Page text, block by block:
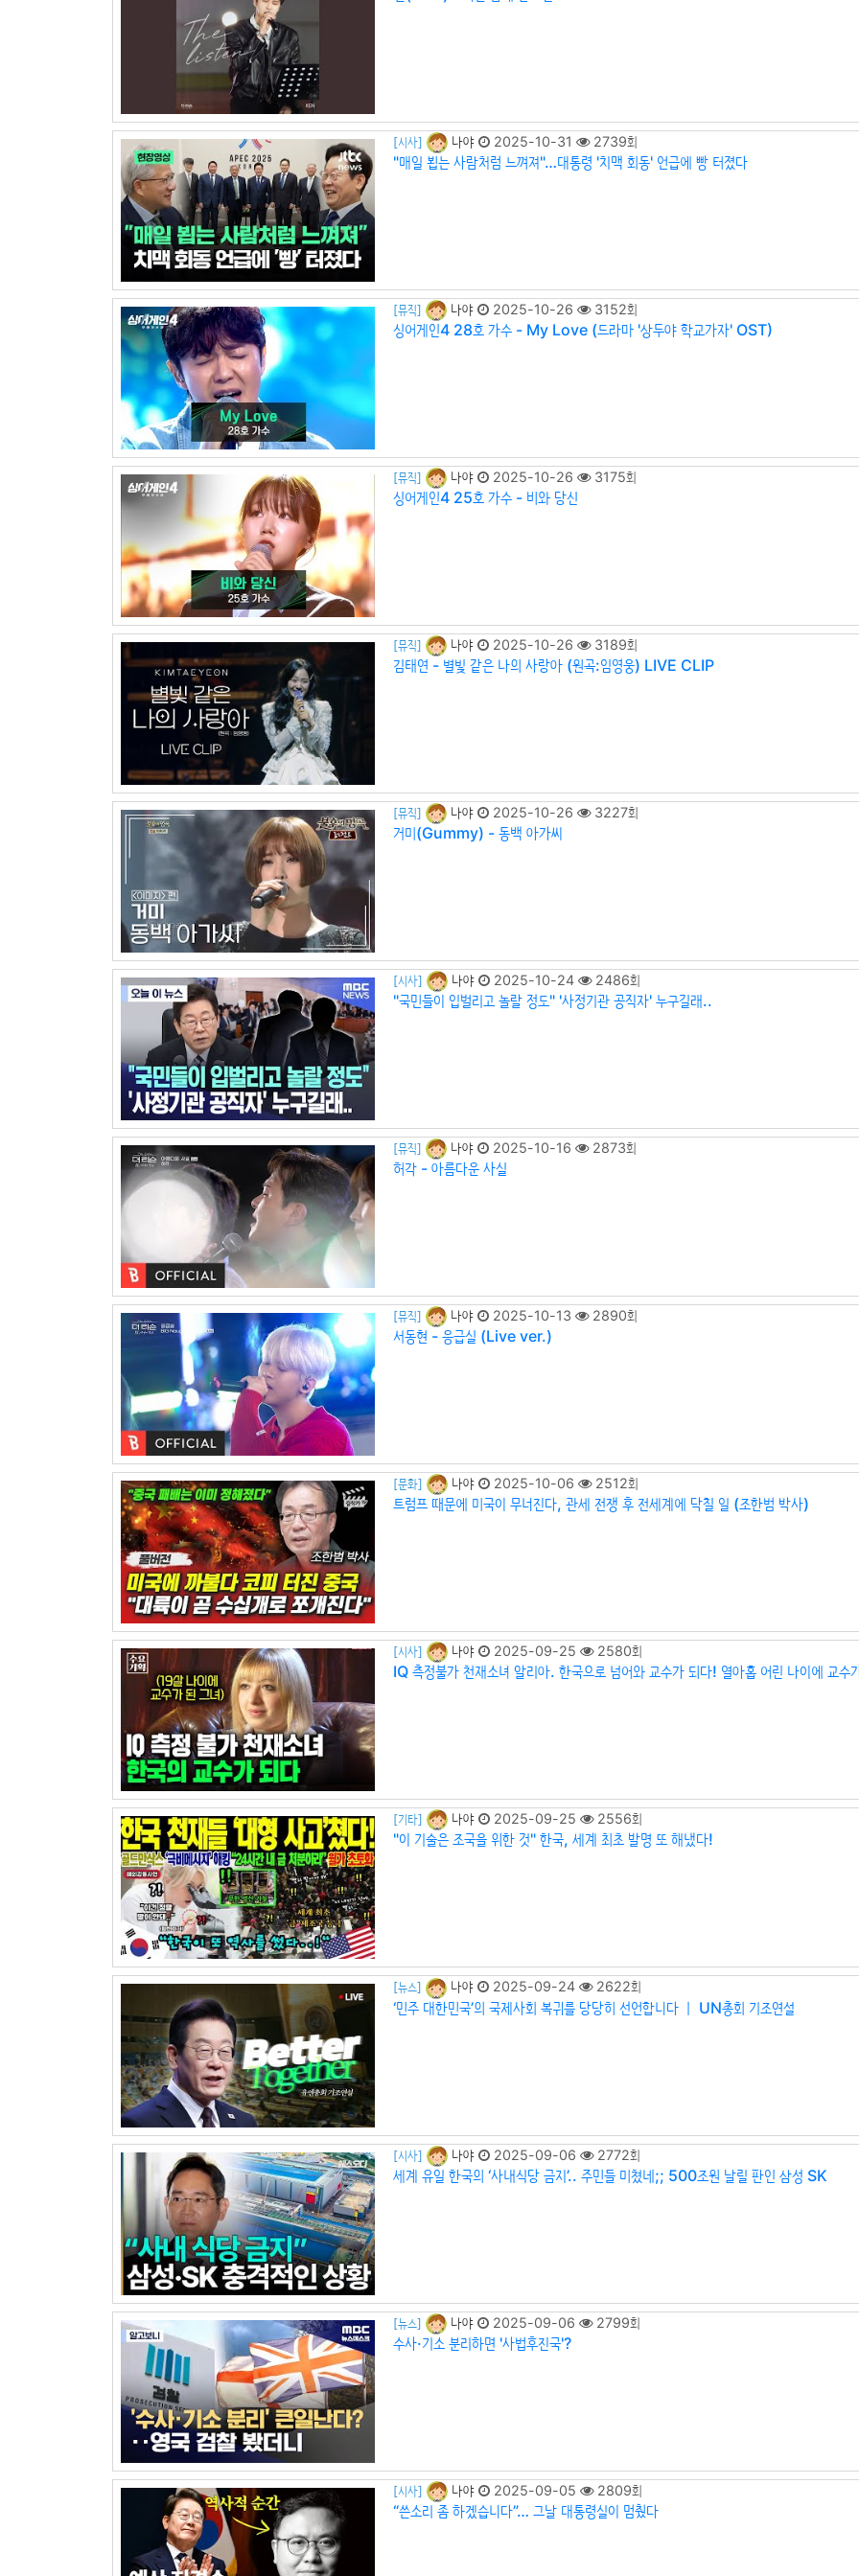
[시사] 나야 2025-10-31 2739회
"매일 뵙는 사람처럼 느껴져"…대통령 '치맥 회동' 언급에 빵 터졌다
[뮤직] 나야 2025-10-26 3152회
싱어게인4 28호 가수 - My Love (드라마 '상두야 학교가자' OST)
[뮤직] 나야 2025-10-26 3175회
싱어게인4 25호 가수 - 비와 당신
[뮤직] 나야 2025-10-26 3189회
김태연 - 별빛 같은 나의 사랑아 (원곡:임영웅) LIVE CLIP
[뮤직] 나야 2025-10-26 3227회
거미(Gummy) - 동백 아가씨
[시사] 나야 2025-10-24 2486회
"국민들이 입벌리고 놀랄 정도" '사정기관 공직자' 누구길래..
[뮤직] 나야 2025-10-16 2873회
허각 - 아름다운 사실
[뮤직] 나야 2025-10-13 2890회
서동현 - 응급실 (Live ver.)
[문화] 나야 2025-10-06 2512회
트럼프 때문에 미국이 무너진다, 관세 전쟁 후 전세계에 닥칠 일 (조한범 박사)
[시사] 나야 2025-09-25 2580회
IQ 측정불가 천재소녀 알리아. 한국으로 넘어와 교수가 되다! 열아홉 어린 나이에 교수
[기타] 나야 2025-09-25 2556회
"이 기술은 조국을 위한 것" 한국, 세계 최초 발명 또 해냈다!
[뉴스] 나야 2025-09-24 2622회
‘민주 대한민국’의 국제사회 복귀를 당당히 선언합니다 ㅣ UN총회 기조연설
[시사] 나야 2025-09-06 2772회
세계 유일 한국의 ‘사내식당 금지’.. 주민들 미쳤네;; 500조원 날릴 판인 삼성 SK
[뉴스] 나야 2025-09-06 2799회
수사·기소 분리하면 '사법후진국'?
[시사] 나야 2025-09-05 2809회
“쓴소리 좀 하겠습니다”… 그날 대통령실이 멈췄다